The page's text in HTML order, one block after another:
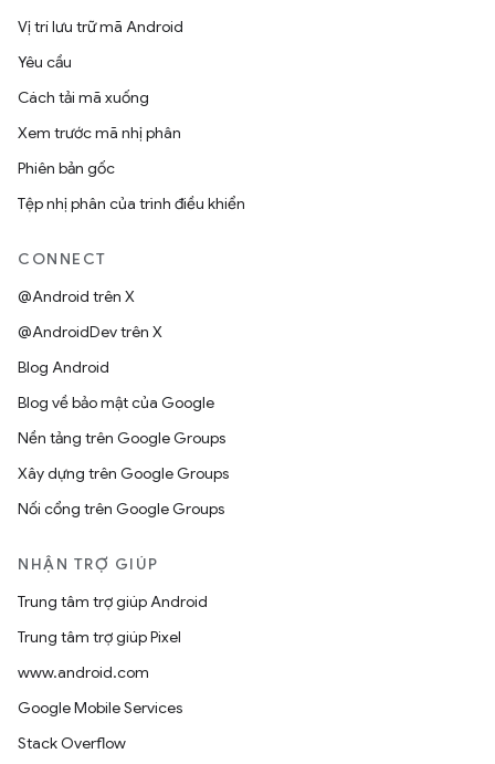
Vị trí lưu trữ mã Android
Yêu cầu
Cách tải mã xuống
Xem trước mã nhị phân
Phiên bản gốc
Tệp nhị phân của trình điều khiển
CONNECT
@Android trên X
@AndroidDev trên X
Blog Android
Blog về bảo mật của Google
Nền tảng trên Google Groups
Xây dựng trên Google Groups
Nối cổng trên Google Groups
NHẬN TRỢ GIÚP
Trung tâm trợ giúp Android
Trung tâm trợ giúp Pixel
www.android.com
Google Mobile Services
Stack Overflow